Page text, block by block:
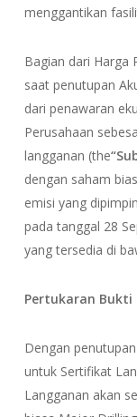
menggantikan
Bagian dari Harga
saat penutupan
dari penawaran
Perusahaan
langganan (the
dengan saham
emisi yang
pada tanggal 28
yang tersedia di
Pertukaran Bukti
Dengan
untuk Sertifikat
Langganan akan